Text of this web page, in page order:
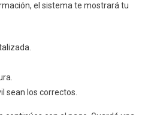
el sistema te mostrará tu
sean los correctos.